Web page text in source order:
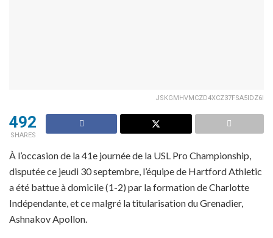
JSKGMHVMCZD4XCZ37FSA5IDZ6I
492
SHARES
À l’occasion de la 41e journée de la USL Pro Championship,
disputée ce jeudi 30 septembre, l’équipe de Hartford Athletic
a été battue à domicile (1-2) par la formation de Charlotte
Indépendante, et ce malgré la titularisation du Grenadier,
Ashnakov Apollon.